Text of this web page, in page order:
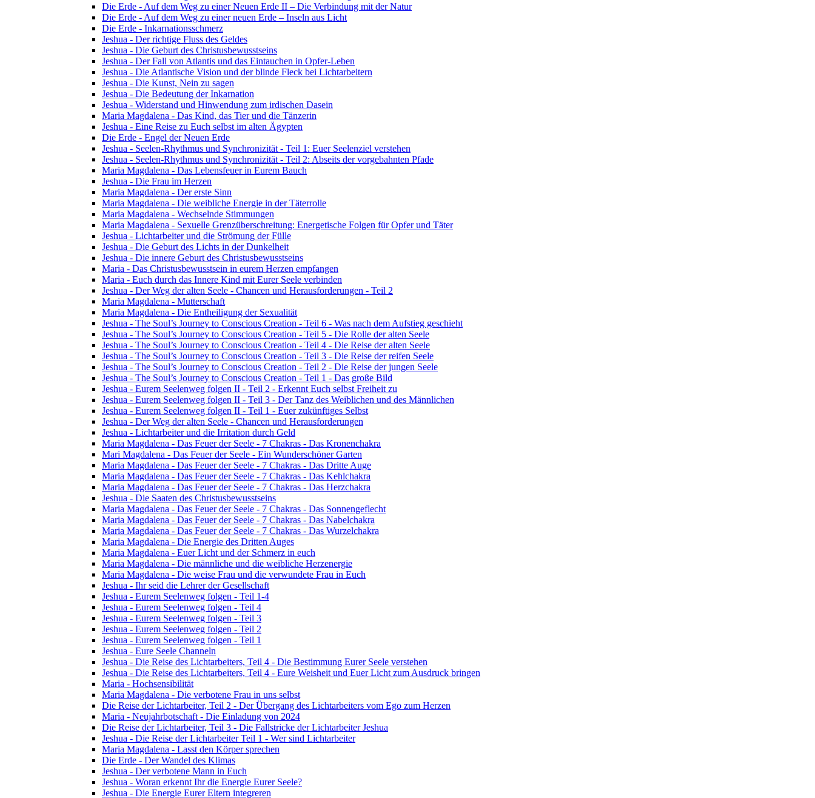
Die Erde - Auf dem Weg zu einer Neuen Erde II – Die Verbindung mit der Natur
Die Erde - Auf dem Weg zu einer neuen Erde – Inseln aus Licht
Die Erde - Inkarnationsschmerz
Jeshua - Der richtige Fluss des Geldes
Jeshua - Die Geburt des Christusbewusstseins
Jeshua - Der Fall von Atlantis und das Eintauchen in Opfer-Leben
Jeshua - Die Atlantische Vision und der blinde Fleck bei Lichtarbeitern
Jeshua - Die Kunst, Nein zu sagen
Jeshua - Die Bedeutung der Inkarnation
Jeshua - Widerstand und Hinwendung zum irdischen Dasein
Maria Magdalena - Das Kind, das Tier und die Tänzerin
Jeshua - Eine Reise zu Euch selbst im alten Ägypten
Die Erde - Engel der Neuen Erde
Jeshua - Seelen-Rhythmus und Synchronizität - Teil 1: Euer Seelenziel verstehen
Jeshua - Seelen-Rhythmus und Synchronizität - Teil 2: Abseits der vorgebahnten Pfade
Maria Magdalena - Das Lebensfeuer in Eurem Bauch
Jeshua - Die Frau im Herzen
Maria Magdalena - Der erste Sinn
Maria Magdalena - Die weibliche Energie in der Täterrolle
Maria Magdalena - Wechselnde Stimmungen
Maria Magdalena - Sexuelle Grenzüberschreitung: Energetische Folgen für Opfer und Täter
Jeshua - Lichtarbeiter und die Strömung der Fülle
Jeshua - Die Geburt des Lichts in der Dunkelheit
Jeshua - Die innere Geburt des Christusbewusstseins
Maria - Das Christusbewusstsein in eurem Herzen empfangen
Maria - Euch durch das Innere Kind mit Eurer Seele verbinden
Jeshua - Der Weg der alten Seele - Chancen und Herausforderungen - Teil 2
Maria Magdalena - Mutterschaft
Maria Magdalena - Die Entheiligung der Sexualität
Jeshua - The Soul’s Journey to Conscious Creation - Teil 6 - Was nach dem Aufstieg geschieht
Jeshua - The Soul’s Journey to Conscious Creation - Teil 5 - Die Rolle der alten Seele
Jeshua - The Soul’s Journey to Conscious Creation - Teil 4 - Die Reise der alten Seele
Jeshua - The Soul’s Journey to Conscious Creation - Teil 3 - Die Reise der reifen Seele
Jeshua - The Soul’s Journey to Conscious Creation - Teil 2 - Die Reise der jungen Seele
Jeshua - The Soul’s Journey to Conscious Creation - Teil 1 - Das große Bild
Jeshua - Eurem Seelenweg folgen II - Teil 2 - Erkennt Euch selbst Freiheit zu
Jeshua - Eurem Seelenweg folgen II - Teil 3 - Der Tanz des Weiblichen und des Männlichen
Jeshua - Eurem Seelenweg folgen II - Teil 1 - Euer zukünftiges Selbst
Jeshua - Der Weg der alten Seele - Chancen und Herausforderungen
Jeshua - Lichtarbeiter und die Irritation durch Geld
Maria Magdalena - Das Feuer der Seele - 7 Chakras - Das Kronenchakra
Mari Magdalena - Das Feuer der Seele - Ein Wunderschöner Garten
Maria Magdalena - Das Feuer der Seele - 7 Chakras - Das Dritte Auge
Maria Magdalena - Das Feuer der Seele - 7 Chakras - Das Kehlchakra
Maria Magdalena - Das Feuer der Seele - 7 Chakras - Das Herzchakra
Jeshua - Die Saaten des Christusbewusstseins
Maria Magdalena - Das Feuer der Seele - 7 Chakras - Das Sonnengeflecht
Maria Magdalena - Das Feuer der Seele - 7 Chakras - Das Nabelchakra
Maria Magdalena - Das Feuer der Seele - 7 Chakras - Das Wurzelchakra
Maria Magdalena - Die Energie des Dritten Auges
Maria Magdalena - Euer Licht und der Schmerz in euch
Maria Magdalena - Die männliche und die weibliche Herzenergie
Maria Magdalena - Die weise Frau und die verwundete Frau in Euch
Jeshua - Ihr seid die Lehrer der Gesellschaft
Jeshua - Eurem Seelenweg folgen - Teil 1-4
Jeshua - Eurem Seelenweg folgen - Teil 4
Jeshua - Eurem Seelenweg folgen - Teil 3
Jeshua - Eurem Seelenweg folgen - Teil 2
Jeshua - Eurem Seelenweg folgen - Teil 1
Jeshua - Eure Seele Channeln
Jeshua - Die Reise des Lichtarbeiters, Teil 4 - Die Bestimmung Eurer Seele verstehen
Jeshua - Die Reise des Lichtarbeiters, Teil 4 - Eure Weisheit und Euer Licht zum Ausdruck bringen
Maria - Hochsensibilität
Maria Magdalena - Die verbotene Frau in uns selbst
Die Reise der Lichtarbeiter, Teil 2 - Der Übergang des Lichtarbeiters vom Ego zum Herzen
Maria - Neujahrbotschaft - Die Einladung von 2024
Die Reise der Lichtarbeiter, Teil 3 - Die Fallstricke der Lichtarbeiter Jeshua
Jeshua - Die Reise der Lichtarbeiter Teil 1 - Wer sind Lichtarbeiter
Maria Magdalena - Lasst den Körper sprechen
Die Erde - Der Wandel des Klimas
Jeshua - Der verbotene Mann in Euch
Jeshua - Woran erkennt Ihr die Energie Eurer Seele?
Jeshua - Die Energie Eurer Eltern integreren